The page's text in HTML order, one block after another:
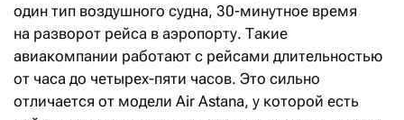
один тип воздушного судна, 30-минутное время
на разворот рейса в аэропорту. Такие
авиакомпании работают с рейсами длительностью
от часа до четырех-пяти часов. Это сильно
отличается от модели Air Astana, у которой есть